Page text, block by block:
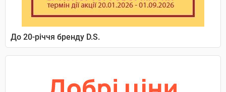
До 20-річчя бренду D.S.